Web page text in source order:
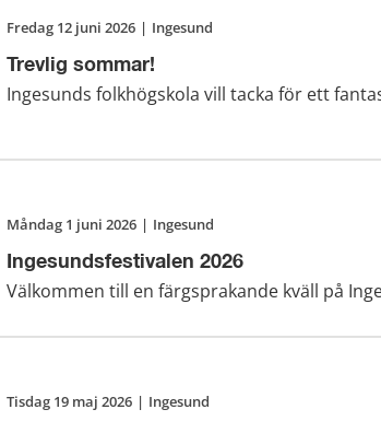
fredag 12 juni 2026 | Ingesund
Trevlig sommar!
Ingesunds folkhögskola vill tacka för ett
måndag 1 juni 2026 | Ingesund
Ingesundsfestivalen 2026
Välkommen till en färgsprakande kväll på
tisdag 19 maj 2026 | Ingesund